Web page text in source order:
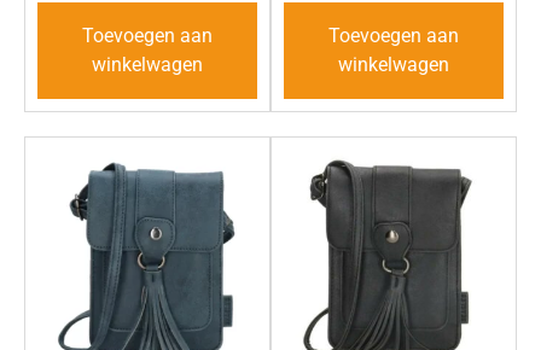
Toevoegen aan
winkelwagen
Toevoegen aan
winkelwagen